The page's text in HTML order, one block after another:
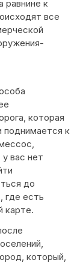
равнине к
все
которая
поднимается к
вас нет
до
где есть
карте.
который,